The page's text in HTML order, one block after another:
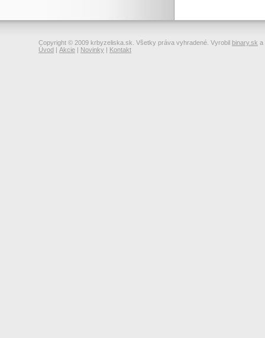
Copyright © 2009 krbyzeliska.sk. Všetky práva vyhradené. Vyrobil binary.sk a
Úvod | Akcie | Novinky | Kontakt